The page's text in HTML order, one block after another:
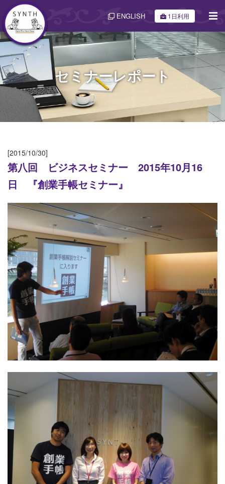
ENGLISH 1日利用
セミナーレポート
[2015/10/30]
第八回 ビジネスセミナー 2015年10月16
日 『創業手帳セミナー』